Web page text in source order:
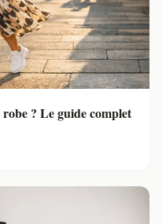
? Le guide complet